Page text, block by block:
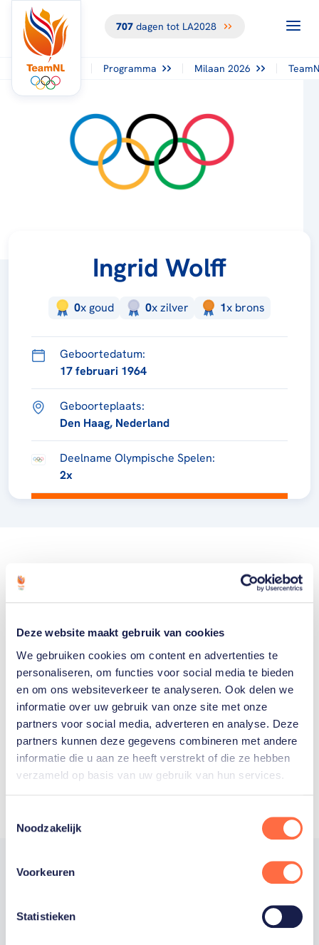
Deze website maakt gebruik van cookies
We gebruiken cookies om content en advertenties te
personaliseren, om functies voor social media te bieden
en om ons websiteverkeer te analyseren. Ook delen we
informatie over uw gebruik van onze site met onze
partners voor social media, adverteren en analyse. Deze
partners kunnen deze gegevens combineren met andere
informatie die u aan ze heeft verstrekt of die ze hebben
verzameld op basis van uw gebruik van hun services.
Noodzakelijk
Voorkeuren
Statistieken
707dagen tot LA2028
Programma Milaan 2026
Ingrid Wolff
0x goud 0xzilver 1x brons
Geboortedatum:
17 februari 1964
Geboorteplaats:
Den Haag, Nederland
Deelname Olympische Spelen:
2x
Welke Nederlanders hebben er
ooit meegedaan aan de
Olympische Spelen?
Trotse hoofdsponsor